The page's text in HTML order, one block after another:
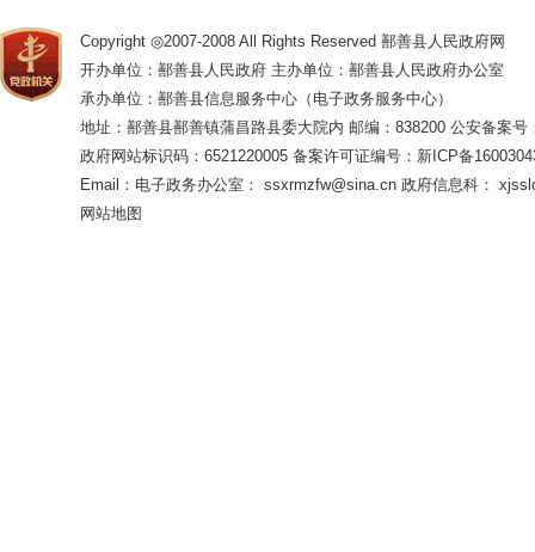
Copyright ◎2007-2008 All Rights Reserved 鄯善县人民政府网
开办单位：鄯善县人民政府 主办单位：鄯善县人民政府办公室
承办单位：鄯善县信息服务中心（电子政务服务中心）
地址：鄯善县鄯善镇蒲昌路县委大院内 邮编：838200 公安备案号
政府网站标识码：6521220005 备案许可证编号：新ICP备
Email：电子政务办公室： ssxrmzfw@sina.cn 政府信息科：
网站地图